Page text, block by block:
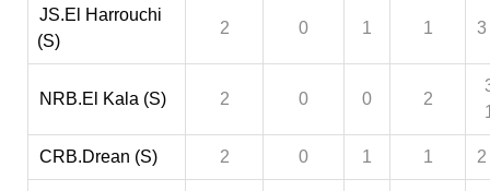
JS.El Harrouchi
(S)
2 0 1 1 3
NRB.El Kala (S) 2 0 0 2
CRB.Drean (S) 2 0 1 1 2